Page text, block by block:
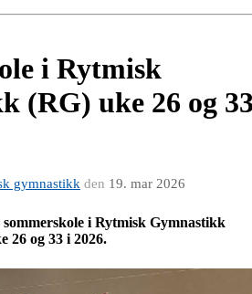
i Rytmisk
(RG) uke 26 og
gymnastikk den 19. mar 2026
i Rytmisk Gymnastikk
26 og 33 i 2026.